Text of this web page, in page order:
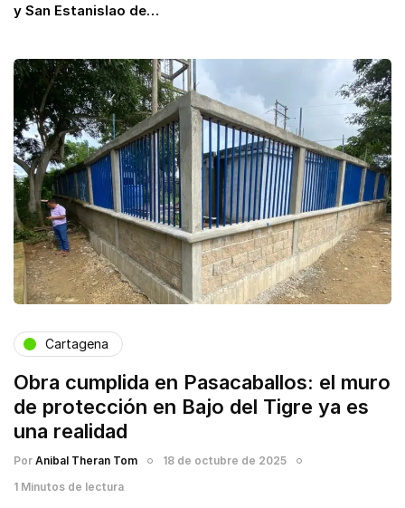
y San Estanislao de…
Cartagena
Obra cumplida en Pasacaballos: el muro
de protección en Bajo del Tigre ya es
una realidad
Por Anibal Theran Tom
18 de octubre de 2025
1 Minutos de lectura